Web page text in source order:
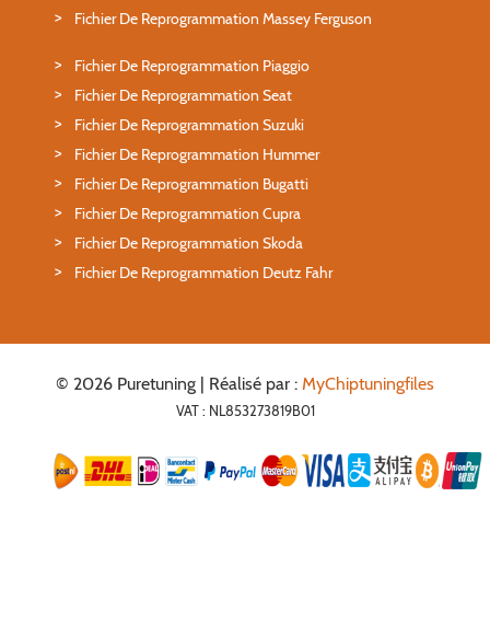
Fichier De Reprogrammation Massey Ferguson
Fichier De Reprogrammation Piaggio
Fichier De Reprogrammation Seat
Fichier De Reprogrammation Suzuki
Fichier De Reprogrammation Hummer
Fichier De Reprogrammation Bugatti
Fichier De Reprogrammation Cupra
Fichier De Reprogrammation Skoda
Fichier De Reprogrammation Deutz Fahr
© 2026 Puretuning | Réalisé par : MyChiptuningfiles
VAT : NL853273819B01